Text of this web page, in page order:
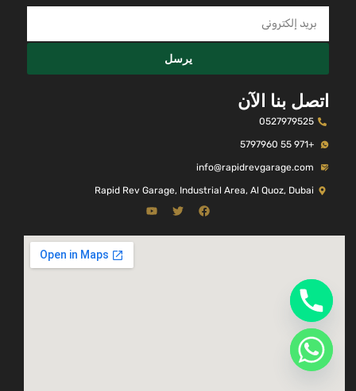
يرسل
اتصل بنا الآن
0527979525
+971 55 5797960
info@rapidrevgarage.com
Rapid Rev Garage, Industrial Area, Al Quoz, Dubai